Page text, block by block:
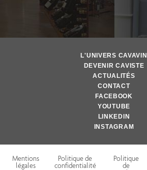
L'UNIVERS CAVAVIN
DEVENIR CAVISTE
ACTUALITÉS
CONTACT
FACEBOOK
YOUTUBE
LINKEDIN
INSTAGRAM
Mentions
légales
Politique de
confidentialité
Politique
de